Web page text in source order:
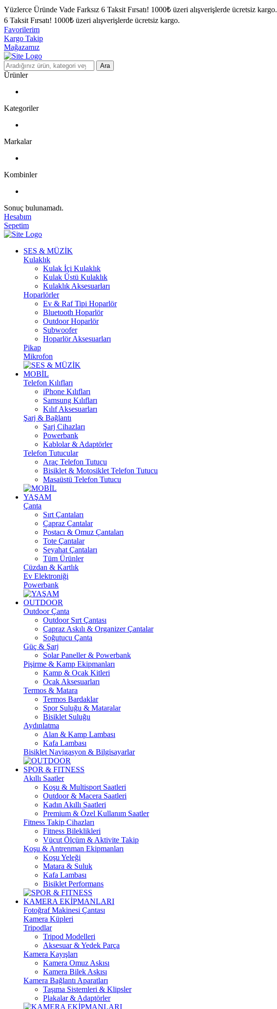
Yüzlerce Üründe Vade Farksız 6 Taksit Fırsatı! 1000₺ üzeri alışverişlerde ücretsiz kargo.
6 Taksit Fırsatı! 1000₺ üzeri alışverişlerde ücretsiz kargo.
Favorilerim
Kargo Takip
Mağazamız
Ara
Ürünler
Kategoriler
Markalar
Kombinler
Sonuç bulunamadı.
Hesabım
Sepetim
SES & MÜZİK
Kulaklık
Kulak İçi Kulaklık
Kulak Üstü Kulaklık
Kulaklık Aksesuarları
Hoparlörler
Ev & Raf Tipi Hoparlör
Bluetooth Hoparlör
Outdoor Hoparlör
Subwoofer
Hoparlör Aksesuarları
Pikap
Mikrofon
MOBİL
Telefon Kılıfları
iPhone Kılıfları
Samsung Kılıfları
Kılıf Aksesuarları
Şarj & Bağlantı
Şarj Cihazları
Powerbank
Kablolar & Adaptörler
Telefon Tutucular
Araç Telefon Tutucu
Bisiklet & Motosiklet Telefon Tutucu
Masaüstü Telefon Tutucu
YAŞAM
Çanta
Sırt Çantaları
Çapraz Çantalar
Postacı & Omuz Çantaları
Tote Çantalar
Seyahat Çantaları
Tüm Ürünler
Cüzdan & Kartlık
Ev Elektroniği
Powerbank
OUTDOOR
Outdoor Çanta
Outdoor Sırt Çantası
Çapraz Askılı & Organizer Çantalar
Soğutucu Çanta
Güç & Şarj
Solar Paneller & Powerbank
Pişirme & Kamp Ekipmanları
Kamp & Ocak Kitleri
Ocak Aksesuarları
Termos & Matara
Termos Bardaklar
Spor Suluğu & Mataralar
Bisiklet Suluğu
Aydınlatma
Alan & Kamp Lambası
Kafa Lambası
Bisiklet Navigasyon & Bilgisayarlar
SPOR & FITNESS
Akıllı Saatler
Koşu & Multisport Saatleri
Outdoor & Macera Saatleri
Kadın Akıllı Saatleri
Premium & Özel Kullanım Saatler
Fitness Takip Cihazları
Fitness Bileklikleri
Vücut Ölçüm & Aktivite Takip
Koşu & Antrenman Ekipmanları
Koşu Yeleği
Matara & Suluk
Kafa Lambası
Bisiklet Performans
KAMERA EKİPMANLARI
Fotoğraf Makinesi Çantası
Kamera Küpleri
Tripodlar
Tripod Modelleri
Aksesuar & Yedek Parça
Kamera Kayışları
Kamera Omuz Askısı
Kamera Bilek Askısı
Kamera Bağlantı Aparatları
Taşıma Sistemleri & Klipsler
Plakalar & Adaptörler